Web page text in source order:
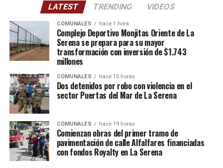
LATEST TRENDING VIDEOS
COMUNALES hace 1 hora
Complejo Deportivo Monjitas Oriente de La
Serena se prepara para su mayor
transformación con inversión de $1.743
millones
COMUNALES hace 15 horas
Dos detenidos por robo con violencia en el
sector Puertas del Mar de La Serena
COMUNALES hace 19 horas
Comienzan obras del primer tramo de
pavimentación de calle Alfalfares financiadas
con fondos Royalty en La Serena